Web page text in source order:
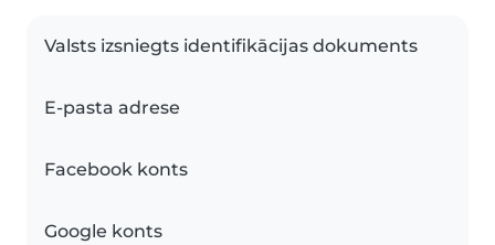
Valsts izsniegts identifikācijas dokuments
E-pasta adrese
Facebook konts
Google konts